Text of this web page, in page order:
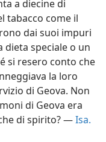
a diecine di
tabacco come il
dai suoi impuri
dieta speciale o un
si resero conto che
la loro
di Geova. Non
di Geova era
di spirito? —Isa.